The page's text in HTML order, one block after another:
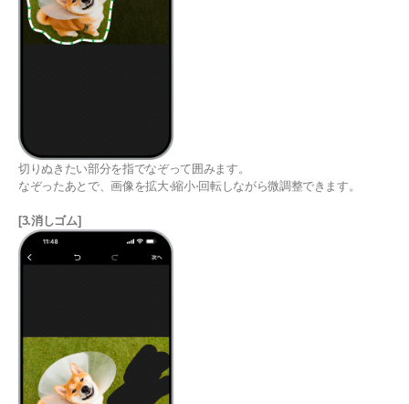
切りぬきたい部分を指でなぞって囲みます。
なぞったあとで、画像を拡大⋅縮小⋅回転しながら微調整できます。
[3.消しゴム]